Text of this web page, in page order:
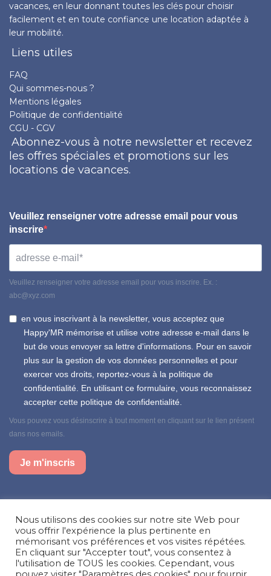
vacances, en leur donnant toutes les clés pour choisir
facilement et en toute confiance une location adaptée à
leur mobilité.
Liens utiles
FAQ
Qui sommes-nous ?
Mentions légales
Politique de confidentialité
CGU - CGV
Abonnez-vous à notre newsletter et recevez
les offres spéciales et promotions sur les
locations de vacances.
Veuillez renseigner votre adresse email pour vous
inscrire
Veuillez renseigner votre adresse email pour vous inscrire. Ex. :
abc@xyz.com
en vous inscrivant à la newsletter, vous acceptez que
Happy'MR mémorise et utilise votre adresse e-mail dans le
but de vous envoyer sa lettre d'informations. Pour en savoir
plus sur la gestion de vos données personnelles et pour
exercer vos droits, reportez-vous à la politique de
confidentialité. En utilisant ce formulaire, vous reconnaissez
accepter cette politique de confidentialité.
Vous pouvez vous désinscrire à tout moment en cliquant sur le lien présent
dans nos emails.
Je m'inscris
Facebook
Instagram
LinkedIn
Besoin d’aide, une question ?
Nous utilisons des cookies sur notre site Web pour
vous offrir l'expérience la plus pertinente en
mémorisant vos préférences et vos visites répétées.
En cliquant sur "Accepter tout", vous consentez à
l'utilisation de TOUS les cookies. Cependant, vous